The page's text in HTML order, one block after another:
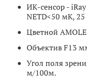
ИК-сенсор -
NETD<50 мК, 25
Цветной
Объектив F13
Угол поля
м/100м.